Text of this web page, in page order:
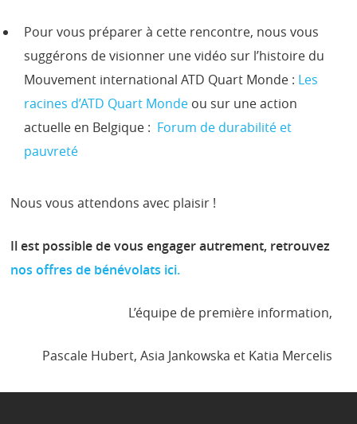
Pour vous préparer à cette rencontre, nous vous
suggérons de visionner une vidéo sur l’histoire du
Mouvement international ATD Quart Monde : Les
racines d’ATD Quart Mondeou sur une action
actuelle en Belgique : Forum de durabilité et
pauvreté
Nous vous attendons avec plaisir !
Il est possible de vous engager autrement, retrouvez
nos offres de bénévolats ici.
L’équipe de première information,
Pascale Hubert, Asia Jankowska et Katia Mercelis